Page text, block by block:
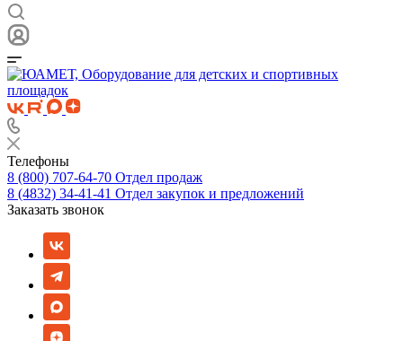
Телефоны
8 (800) 707-64-70 Отдел продаж
8 (4832) 34-41-41 Отдел закупок и предложений
Заказать звонок